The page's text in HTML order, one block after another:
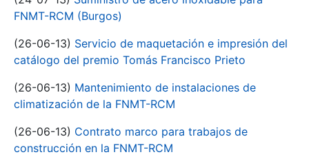
FNMT-RCM (Burgos)
(26-06-13) Servicio de maquetación e impresión del
catálogo del premio Tomás Francisco Prieto
(26-06-13) Mantenimiento de instalaciones de
climatización de la FNMT-RCM
(26-06-13) Contrato marco para trabajos de
construcción en la FNMT-RCM